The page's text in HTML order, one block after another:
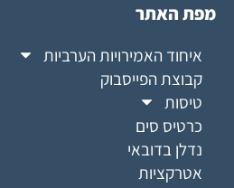
מפת האתר
איחוד האמירויות הערביות
קבוצת הפייסבוק
טיסות
כרטיס סים
נדלן בדובאי
אטרקציות